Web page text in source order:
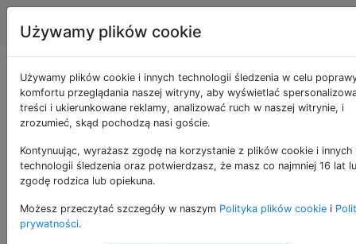
Apple Tagi
Jak wymusić
połączenie Wi-Fi 5
GHz?
76
Sieci Wi-Fi są często konfigurowane w trybie
Używamy plików cookie
Używamy plików cookie i innych technologii śledzenia w celu
komfortu przeglądania naszej witryny, aby wyświetlać
treści i ukierunkowane reklamy, analizować ruch w naszej witrynie, i
zrozumieć, skąd pochodzą nasi goście.
Kontynuując, wyrażasz zgodę na korzystanie z plików cookie i innych
technologii śledzenia oraz potwierdzasz, że masz co najmniej 16 lat
zgodę rodzica lub opiekuna.
Możesz przeczytać szczegóły w naszym Polityka plików cookie i
prywatności.